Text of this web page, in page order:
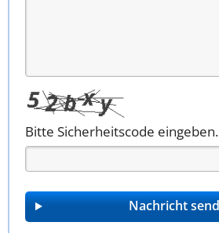
Bitte Sicherheitscode eingeben.